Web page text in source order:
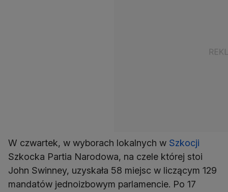
W czwartek, w wyborach lokalnych w Szkocji
Szkocka Partia Narodowa, na czele której stoi
John Swinney, uzyskała 58 miejsc w liczącym 129
mandatów jednoizbowym parlamencie. Po 17